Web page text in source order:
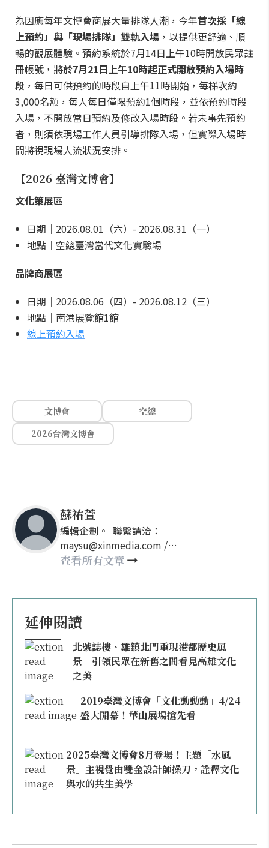
為因應每年文博會商展大量排隊人潮，今年首次採「線
上預約」與「現場排隊」雙軌入場 ，以提供更舒適、順
暢的觀展體驗。預約系統於7月14日上午10時開放民眾註
冊帳號，將於7月21日上午10時起正式開放預約入場時
段 ，每日可供預約的時段自上午11時開始，每梯次約
3,000名額，每人每日僅限預約1個時段，並依預約時段
入場，不開放當日預約及修改入場時段。若未事先預約
者，則須依現場工作人員引導排隊入場，但實際入場時
間將視現場人流狀況安排。
【2026 臺灣文博會】
文化策展區
日期｜2026.08.01（六）- 2026.08.31（一）
地點｜空總臺灣當代文化實驗場
品牌商展區
日期｜2026.08.06（四）- 2026.08.12（三）
地點｜南港展覽館1館
線上預約入場
文博會
空總
2026台灣文博會
蘇祐萱
編輯企劃。 聯繫請洽：
maysu@xinmedia.com /
may860527@gmail.com
查看所有文章
延伸閱讀
北號誌樓、雄鎮北門重現港都歷史風
景 引領民眾在新舊之間看見高雄文化
之美
2019臺灣文博會「文化動動動」4/24
盛大開幕！華山展場搶先看
2025臺灣文博會8月登場！主題「水風
景」主視覺由雙金設計師操刀，詮釋文化
與水的共生美學